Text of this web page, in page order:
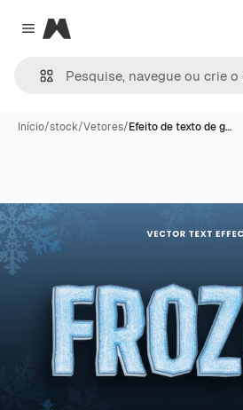
Close menu
Magnific
Início/stock/Vetores/Efeito de texto de g…